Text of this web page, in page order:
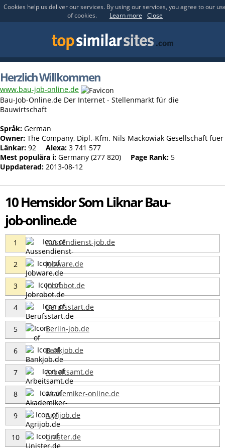
Cookies help us deliver our services. By using our services, you agree to our
of cookies.
Learn more Close
Herzlich Willkommen
www.bau-job-online.de
Bau-Job-Online.de Der Internet - Stellenmarkt für die
Bauwirtschaft
Språk: German
Owner: The Company, Dipl.-Kfm. Nils Mackowiak Gesellschaft
Länkar: 92 Alexa: 3 741 577
Mest populära i: Germany (277 820) Page Rank: 5
Uppdaterad: 2013-08-12
10 Hemsidor Som Liknar Bau-
job-online.de
1 Aussendienst-job.de
2 Jobware.de
3 Jobrobot.de
4 Berufsstart.de
5 Berlin-job.de
6 Bankjob.de
7 Arbeitsamt.de
8 Akademiker-online.de
9 Agrijob.de
10 Unister.de